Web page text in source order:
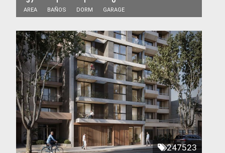
AREA BAÑOS DORM GARAGE
247523